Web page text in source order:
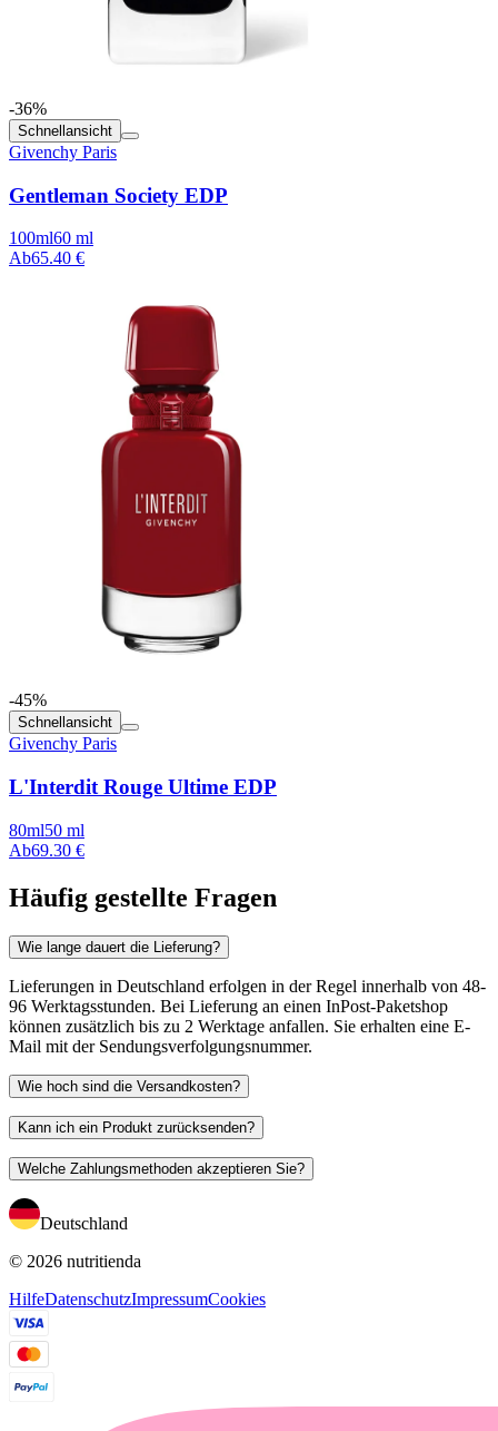
-36%
Schnellansicht
Givenchy Paris
Gentleman Society EDP
100ml60 ml
Ab65.40 €
-45%
Schnellansicht
Givenchy Paris
L'Interdit Rouge Ultime EDP
80ml50 ml
Ab69.30 €
Häufig gestellte Fragen
Wie lange dauert die Lieferung?
Lieferungen in Deutschland erfolgen in der Regel innerhalb von 48-
96 Werktagsstunden. Bei Lieferung an einen InPost-Paketshop
können zusätzlich bis zu 2 Werktage anfallen. Sie erhalten eine E-
Mail mit der Sendungsverfolgungsnummer.
Wie hoch sind die Versandkosten?
Kann ich ein Produkt zurücksenden?
Welche Zahlungsmethoden akzeptieren Sie?
Deutschland
© 2026 nutritienda
HilfeDatenschutzImpressumCookies